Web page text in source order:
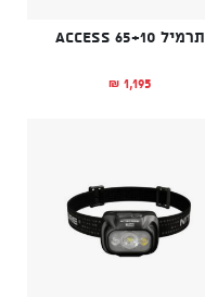
תרמיל ACCESS 65+10
₪ 1,195